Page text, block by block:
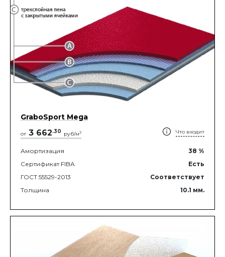
GraboSport Mega
от 3 662.30 руб/м2 Что входит
Амортизация 38 %
Сертификат FIBA
Есть
ГОСТ 55529-2013
Соответствует
Толщина
10.1 мм.